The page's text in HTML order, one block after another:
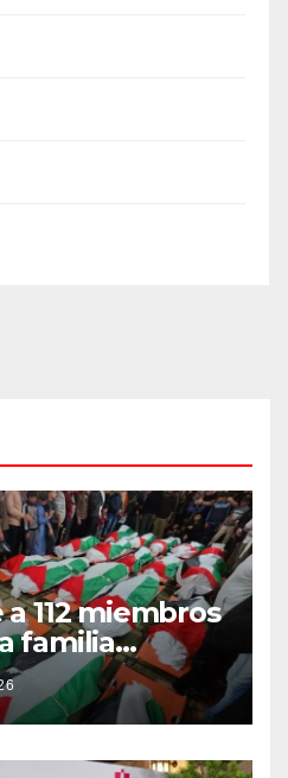
112 miembros
familia
el